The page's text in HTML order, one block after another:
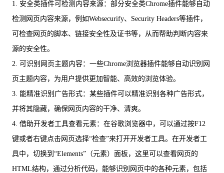
1. 安全类插件可检测内容来源：部分安全类Chrome插件能够自动
检测网页内容来源，例如Websecurify、Security Headers等插件，
可检查网页的脚本、链接安全性及证书等，从而帮助判断内容来
源的安全性。
2. 可识别网页主题内容：一些Chrome浏览器插件能够自动识别网
页主题内容，为用户提供更加智能、高效的浏览体验。
3. 能精准识别广告形式：某些插件可以精准识别各种广告形式，
并将其隐藏，确保网页内容的干净、清爽。
4. 借助开发者工具查看元素：在谷歌浏览器中，可以通过按F12
键或者右键点击网页选择“检查”来打开开发者工具。在开发者工
具中，切换到“Elements”（元素）面板，这里可以查看网页的
HTML结构，通过分析代码，能够识别网页中的各种元素，包括